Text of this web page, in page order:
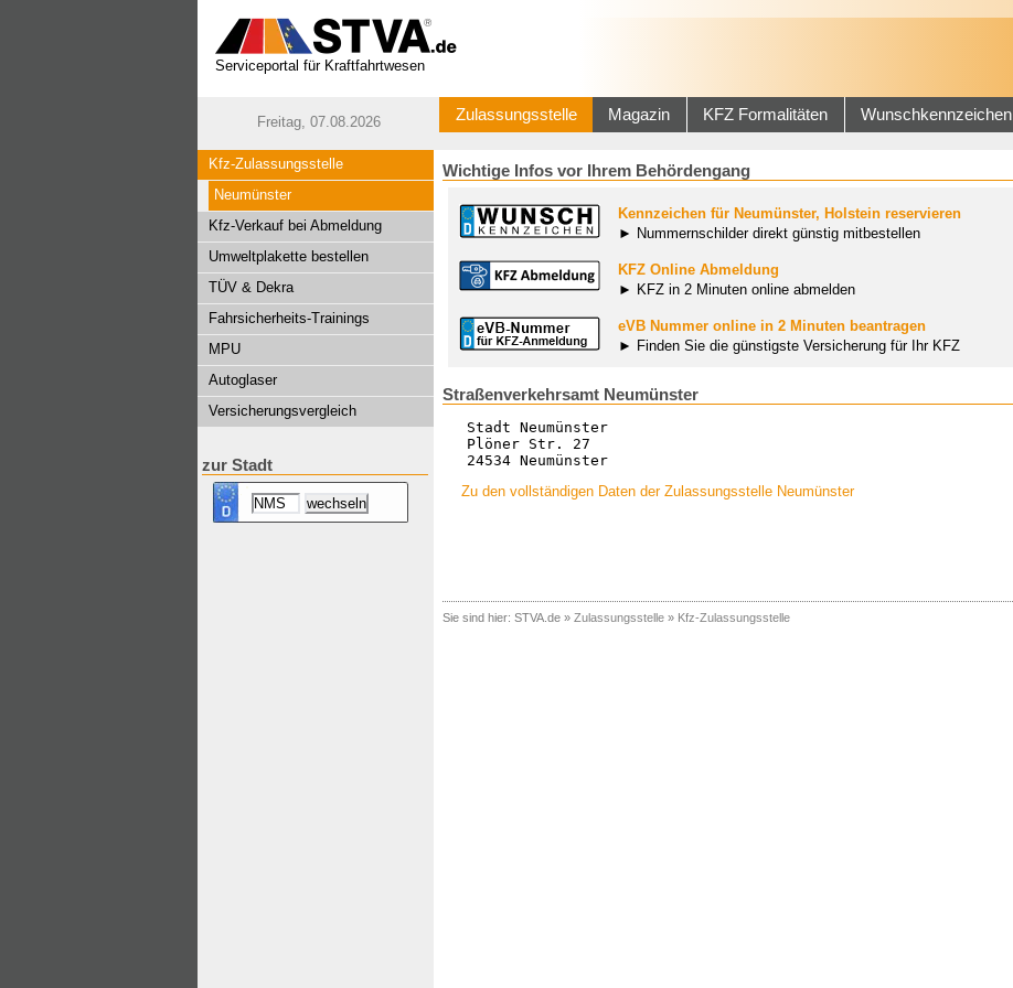
Serviceportal für Kraftfahrtwesen
Freitag, 07.08.2026 Zulassungsstelle Magazin KFZ Formalitäten Wunschkennzeichen
Kfz-Zulassungsstelle
Neumünster
Kfz-Verkauf bei Abmeldung
Umweltplakette bestellen
TÜV & Dekra
Fahrsicherheits-Trainings
MPU
Autoglaser
Versicherungsvergleich
zur Stadt
Wichtige Infos vor Ihrem Behördengang
Kennzeichen für Neumünster, Holstein reservieren
► Nummernschilder direkt günstig mitbestellen
KFZ Online Abmeldung
► KFZ in 2 Minuten online abmelden
eVB Nummer online in 2 Minuten beantragen
► Finden Sie die günstigste Versicherung für Ihr KFZ
Straßenverkehrsamt Neumünster
Stadt Neumünster
Plöner Str. 27
24534 Neumünster
Zu den vollständigen Daten der Zulassungsstelle Neumünster
Sie sind hier: STVA.de» Zulassungsstelle» Kfz-Zulassungsstelle